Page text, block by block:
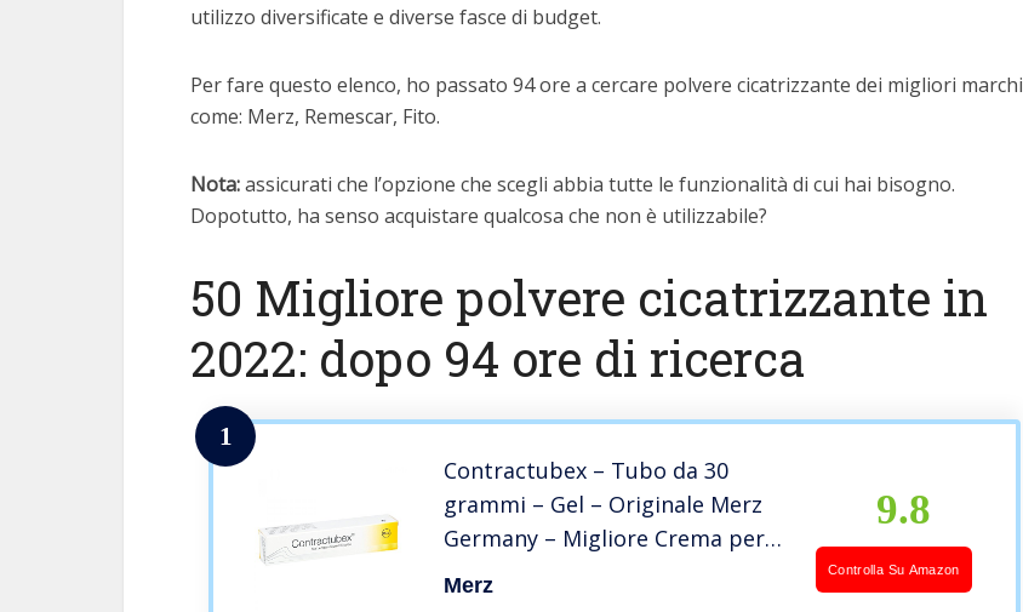
utilizzo diversificate e diverse fasce di budget.
Per fare questo elenco, ho passato 94 ore a cercare polvere cicatrizzante dei migliori marchi
come: Merz, Remescar, Fito.
Nota:assicurati che l’opzione che scegli abbia tutte le funzionalità di cui hai bisogno.
Dopotutto, ha senso acquistare qualcosa che non è utilizzabile?
50 Migliore polvere cicatrizzante in
2022: dopo 94 ore di ricerca
1
Contractubex – Tubo da 30
grammi – Gel – Originale Merz
Germany – Migliore Crema per
Cicatrici, Ustioni, Acne, Esiti
Merz
9.8
Controlla Su Amazon